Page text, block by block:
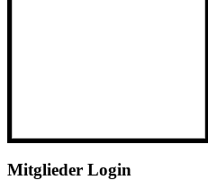
Mitglieder Login